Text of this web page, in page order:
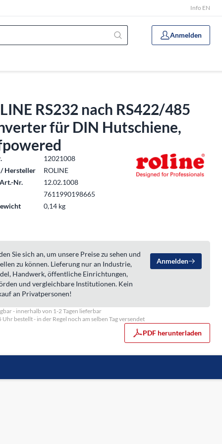
Info EN
Anmelden
RS232 nach RS422/485
für DIN Hutschiene,
12021008
Hersteller
ROLINE
Nr.
12.02.1008
7611990198665
0,14 kg
Sie sich an, um unsere Preise zu sehen und
zu können. Lieferung nur an Industrie,
Handwerk, öffentliche Einrichtungen,
und vergleichbare Institutionen. Kein
an Privatpersonen!
Anmelden
- innerhalb von 1-2 Tagen lieferbar
Uhr bestellt - in der Regel noch am selben Tag versendet
PDF herunterladen